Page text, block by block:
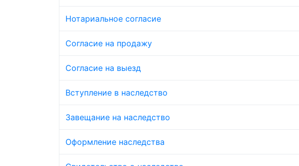
Нотариальное согласие
Согласие на продажу
Согласие на выезд
Вступление в наследство
Завещание на наследство
Оформление наследства